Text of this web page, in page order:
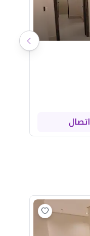
اتصال